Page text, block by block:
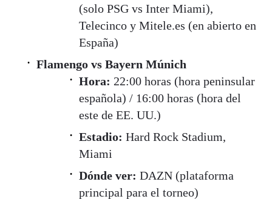
(solo PSG vs Inter Miami),
Telecinco y Mitele.es (en abierto en
España)
Flamengo vs Bayern Múnich
Hora: 22:00 horas (hora peninsular
española) / 16:00 horas (hora del
este de EE. UU.)
Estadio: Hard Rock Stadium,
Miami
Dónde ver: DAZN (plataforma
principal para el torneo)